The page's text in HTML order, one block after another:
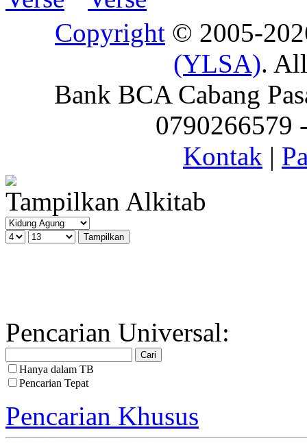
Copyright © 2005-
(YLSA).
Bank BCA Cabang
0790266579
Kontak |
Tampilkan Alkitab
Pencarian Universal:
Hanya dalam TB
Pencarian Tepat
Pencarian Khusus